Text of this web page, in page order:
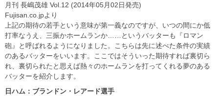
月刊 長嶋茂雄 Vol.12 (2014年05月02日発売)
Fujisan.co.jpより
上記の期待の若手という意味が第一義なのですが、いつの間にか低
打率なうえ、三振かホームランか……というバッターも『ロマン
砲』と呼ばれるようになりました。こちらは先に述べた条件の実績
のあるバッターをいいます。ここではそういった期待すれば裏切ら
れ、裏切られたと思えば熱々のホームランを打ってくれる夢のある
バッターを紹介します。
日ハム：ブランドン・レアード選手